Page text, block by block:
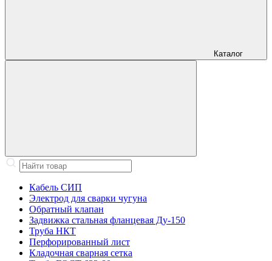
Каталог
Кабель СИП
Электрод для сварки чугуна
Обратный клапан
Задвижка стальная фланцевая Ду-150
Труба НКТ
Перфорированный лист
Кладочная сварная сетка